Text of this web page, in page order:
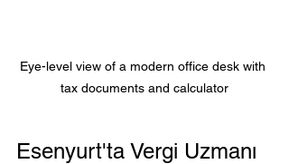
Eye-level view of a modern office desk with
tax documents and calculator
Esenyurt'ta Vergi Uzmanı